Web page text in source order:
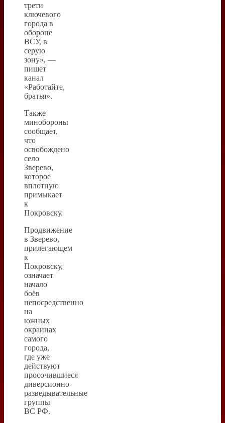
трети
ключевого
города в
обороне
ВСУ, в
серую
зону», —
пишет
канал
«Работайте,
братья».
Также
минобороны
сообщает,
что
освобождено
село
Зверево,
которое
вплотную
примыкает
к
Покровску.
Продвижение
в Зверево,
прилегающем
к
Покровску,
означает
начало
боёв
непосредственно
на
южных
окраинах
самого
города,
где уже
действуют
просочившиеся
диверсионно-
разведывательные
группы
ВС РФ.